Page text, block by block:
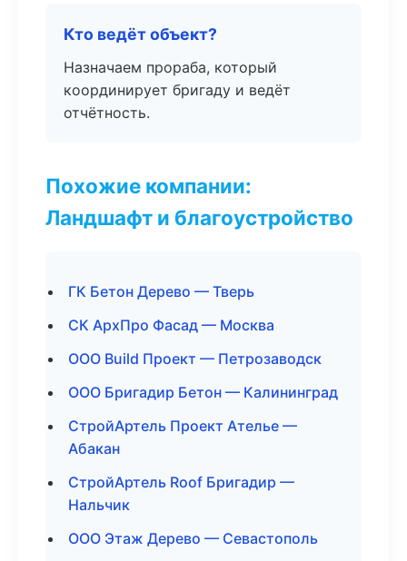
Кто ведёт объект?
Назначаем прораба, который
координирует бригаду и ведёт
отчётность.
Похожие компании:
Ландшафт и благоустройство
ГК Бетон Дерево — Тверь
СК АрхПро Фасад — Москва
ООО Build Проект — Петрозаводск
ООО Бригадир Бетон — Калининград
СтройАртель Проект Ателье —
Абакан
СтройАртель Roof Бригадир —
Нальчик
ООО Этаж Дерево — Севастополь